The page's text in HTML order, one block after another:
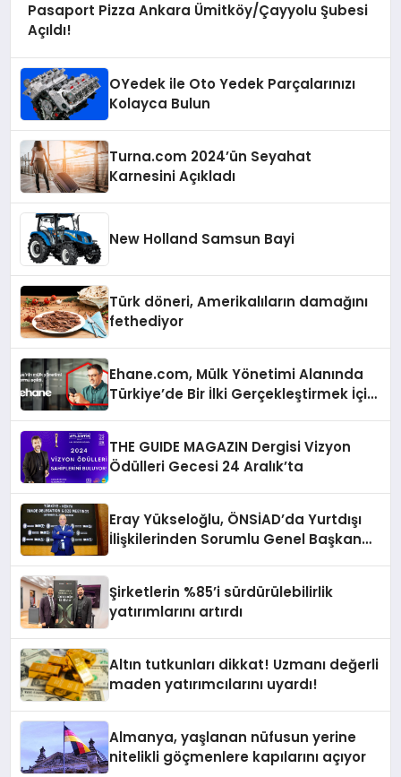
Pasaport Pizza Ankara Ümitköy/Çayyolu Şubesi
Açıldı!
OYedek ile Oto Yedek Parçalarınızı
Kolayca Bulun
Turna.com 2024’ün Seyahat
Karnesini Açıkladı
New Holland Samsun Bayi
Türk döneri, Amerikalıların damağını
fethediyor
Ehane.com, Mülk Yönetimi Alanında
Türkiye’de Bir İlki Gerçekleştirmek İçin
THE GUIDE MAGAZIN Dergisi Vizyon
Ödülleri Gecesi 24 Aralık’ta
Eray Yükseloğlu, ÖNSİAD’da Yurtdışı
İlişkilerinden Sorumlu Genel Başkan
Şirketlerin %85’i sürdürülebilirlik
yatırımlarını artırdı
Altın tutkunları dikkat! Uzmanı değerli
maden yatırımcılarını uyardı!
Almanya, yaşlanan nüfusun yerine
nitelikli göçmenlere kapılarını açıyor